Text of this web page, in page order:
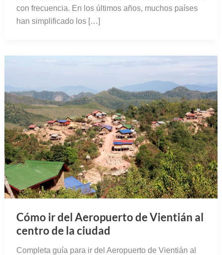
con frecuencia. En los últimos años, muchos países
han simplificado los […]
Cómo ir del Aeropuerto de Vientián al
centro de la ciudad
Completa guía para ir del Aeropuerto de Vientián al